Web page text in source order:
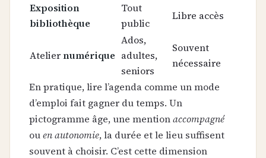
Exposition
bibliothèque
Tout
public
Libre accès
Atelier numérique
Ados,
adultes,
seniors
Souvent
nécessaire
En pratique, lire l’agenda comme un mode
d’emploi fait gagner du temps. Un
pictogramme âge, une mentionaccompagné
ouen autonomie, la durée et le lieu suffisent
souvent à choisir. C’est cette dimension